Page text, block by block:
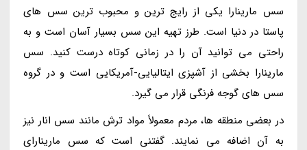
سس مارینارا یکی از رایج ترین و محبوب ترین سس های
پاستا در دنیا است. طرز تهیه این سس بسیار آسان است و به
راحتی می توانید آن را در زمانی کوتاه درست کنید. سس
مارینارا بخشی از آشپزی ایتالیایی-آمریکایی است و در گروه
سس های گوجه فرنگی قرار می گیرد.
در بعضی منطقه ها، مردم معمولاً مواد ترش مانند سس انار نیز
به آن اضافه می نمایند. گفتنی است که سس مارینارای